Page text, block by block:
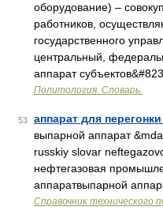
оборудование) –
работников,
государственного
центральный,
аппарат
Политология. Словарь.
53 аппарат для
выпарной аппарат
russkiy slovar
нефтегазовая
аппаратвыпарной
Справочник технического